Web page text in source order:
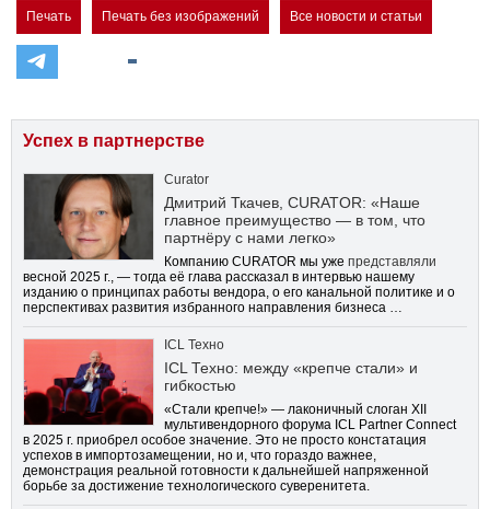
Печать Печать без изображений Все новости и статьи
Успех в партнерстве
Curator
Дмитрий Ткачев, CURATOR: «Наше
главное преимущество — в том, что
партнёру с нами легко»
Компанию CURATOR мы уже представляли
весной 2025 г., — тогда её глава рассказал в интервью нашему
изданию о принципах работы вендора, о его канальной политике и о
перспективах развития избранного направления бизнеса …
ICL Техно
ICL Техно: между «крепче стали» и
гибкостью
«Стали крепче!» — лаконичный слоган XII
мультивендорного форума ICL Partner Connect
в 2025 г. приобрел особое значение. Это не просто констатация
успехов в импортозамещении, но и, что гораздо важнее,
демонстрация реальной готовности к дальнейшей напряженной
борьбе за достижение технологического суверенитета.